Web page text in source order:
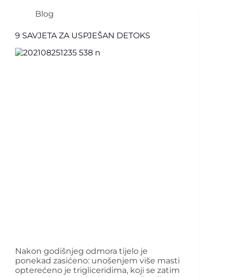
Blog
9 SAVJETA ZA USPJEŠAN DETOKS
Nakon godišnjeg odmora tijelo je
ponekad zasićeno: unošenjem više masti
opterećeno je trigliceridima, koji se zatim